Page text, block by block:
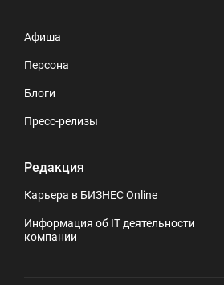
Афиша
Персона
Блоги
Пресс-релизы
Редакция
Карьера в БИЗНЕС Online
Информация об IT деятельности
компании